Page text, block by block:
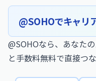
@SOHOでキャリ
@SOHOなら、あなた
と手数料無料で直接つな